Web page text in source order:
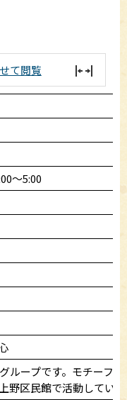
て閲覧
～5:00
ループです。モチーフ
野区民館で活動してい